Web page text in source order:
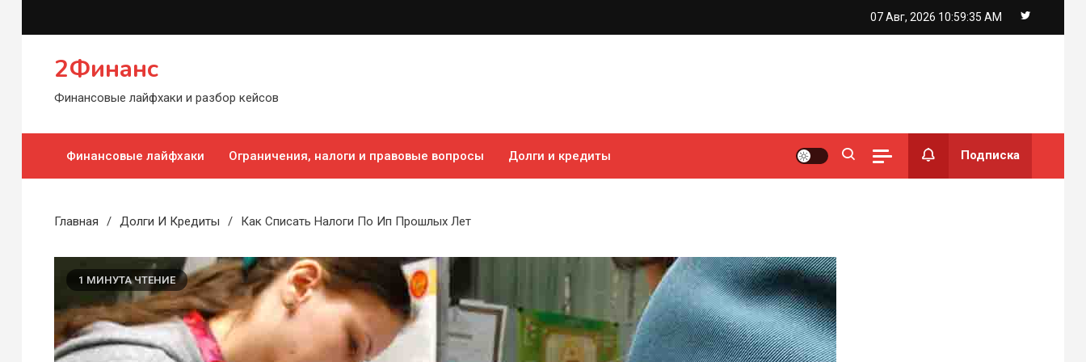
к
07 Авг, 2026 10:59:36 AM
2Финанс
Финансовые лайфхаки и разбор кейсов
Финансовые лайфхаки Ограничения, налоги и правовые вопросы Долги и кредиты Подписка
Главная Долги И Кредиты Как Списать Налоги По Ип Прошлых Лет
1 МИНУТА ЧТЕНИЕ